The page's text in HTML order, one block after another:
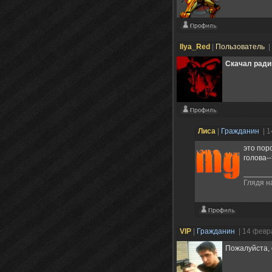
Ilya_Red Пользователь
Скачал ради
Лисa Гражданин
|
это
Глядя
VIP Гражданин
| 14
Пожалуйста,